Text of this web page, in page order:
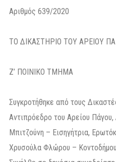
Αριθμός 639/2020
ΤΟ ΔΙΚΑΣΤΗΡΙΟ ΤΟΥ ΑΡΕΙΟΥ
Ζ’ ΠΟΙΝΙΚΟ ΤΜΗΜΑ
Συγκροτήθηκε από τους
Αντιπρόεδρο του Αρείου
Μπιτζούνη – Εισηγήτρια,
Χρυσούλα Φλώρου –